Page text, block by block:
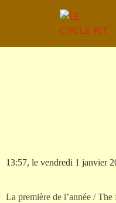
13:57, le vendredi 1 janvier
La première de l’année /